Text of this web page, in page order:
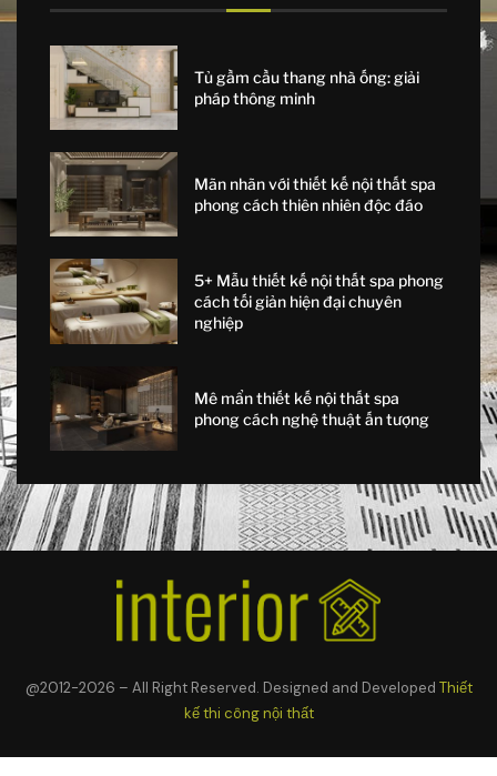
Tủ gầm cầu thang nhà ống: giải
pháp thông minh
Mãn nhãn với thiết kế nội thất spa
phong cách thiên nhiên độc đáo
5+ Mẫu thiết kế nội thất spa phong
cách tối giản hiện đại chuyên
nghiệp
Mê mẩn thiết kế nội thất spa
phong cách nghệ thuật ấn tượng
@2012-2026 – All Right Reserved. Designed and Developed Thiết
kế thi công nội thất